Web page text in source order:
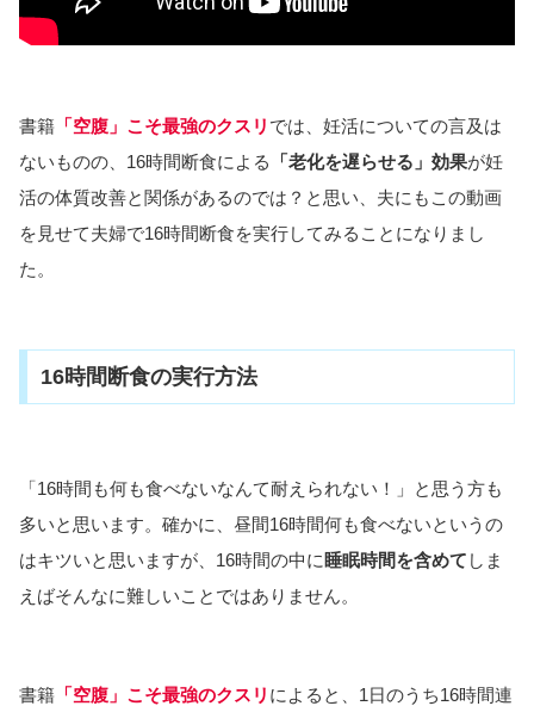
書籍 「空腹」こそ最強のクスリ では、妊活についての言及は
ないものの、16時間断食による
「老化を遅らせる」効果が妊
活の体質改善と関係があるのでは？と思い、夫にもこの動画
を見せて夫婦で16時間断食を実行してみることになりまし
た。
16時間断食の実行方法
「16時間も何も食べないなんて耐えられない！」と思う方も
多いと思います。確かに、昼間16時間何も食べないというの
はキツいと思いますが、16時間の中に睡眠時間を含めて しま
えばそんなに難しいことではありません。
書籍 「空腹」こそ最強のクスリ によると、1日のうち16時間連